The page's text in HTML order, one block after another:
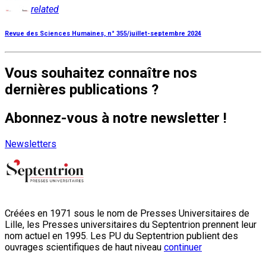
related
Revue des Sciences Humaines, n° 355/juillet-septembre 2024
Vous souhaitez connaître nos
dernières publications ?
Abonnez-vous à notre newsletter !
Newsletters
Créées en 1971 sous le nom de Presses Universitaires de
Lille, les Presses universitaires du Septentrion prennent leur
nom actuel en 1995. Les PU du Septentrion publient des
ouvrages scientifiques de haut niveau continuer